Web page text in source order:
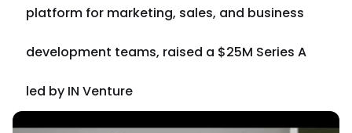
platform for marketing, sales, and business
development teams, raised a $25M Series A
led by IN Venture